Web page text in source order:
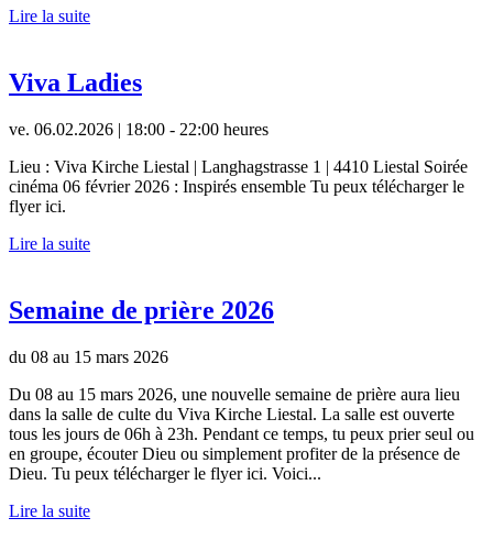
Lire la suite
Viva Ladies
ve. 06.02.2026 | 18:00 - 22:00 heures
Lieu : Viva Kirche Liestal | Langhagstrasse 1 | 4410 Liestal Soirée
cinéma 06 février 2026 : Inspirés ensemble Tu peux télécharger le
flyer ici.
Lire la suite
Semaine de prière 2026
du 08 au 15 mars 2026
Du 08 au 15 mars 2026, une nouvelle semaine de prière aura lieu
dans la salle de culte du Viva Kirche Liestal. La salle est ouverte
tous les jours de 06h à 23h. Pendant ce temps, tu peux prier seul ou
en groupe, écouter Dieu ou simplement profiter de la présence de
Dieu. Tu peux télécharger le flyer ici. Voici...
Lire la suite